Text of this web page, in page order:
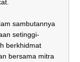
sambutannya
setinggi-
berkhidmat
bersama mitra